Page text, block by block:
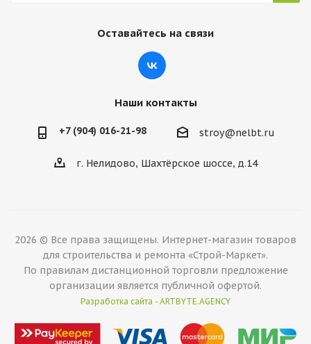
Оставайтесь на связи
Наши контакты
+7 (904) 016-21-98 stroy@nelbt.ru
г. Нелидово, Шахтёрское шоссе, д.14
2026 © Все права защищены. Интернет-магазин товаров
для строительства и ремонта «Строй-Маркет».
По правилам дистанционной торговли предложение
организации является публичной офертой.
Разработка сайта - ARTBYTE.AGENCY